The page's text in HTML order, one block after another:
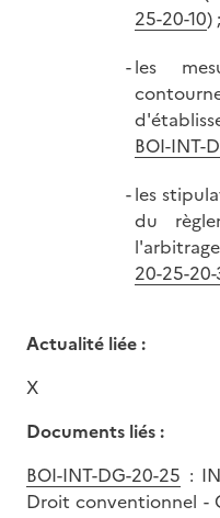
25-20-10) ;
les
BOI-INT-
les
du
20-25-
Actualité liée :
X
Documents liés :
BOI-INT-DG-20-25 :
Droit conventionnel -